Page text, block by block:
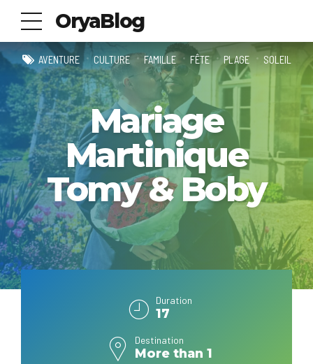
OryaBlog
AVENTURE CULTURE FAMILLE FÊTE PLAGE SOLEIL
Mariage
Martinique
Tomy & Boby
Duration
17
Destination
More than 1